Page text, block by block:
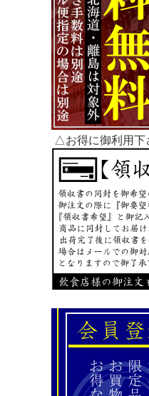
△お得に御利用